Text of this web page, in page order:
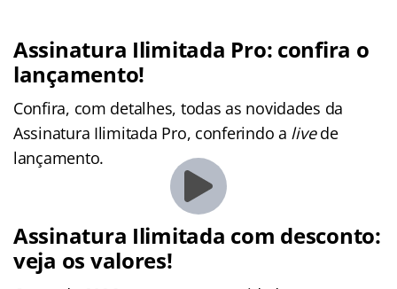
Assinatura Ilimitada Pro: confira o
lançamento!
Confira, com detalhes, todas as novidades da
Assinatura Ilimitada Pro, conferindo a livede
lançamento.
Assinatura Ilimitada com desconto:
veja os valores!